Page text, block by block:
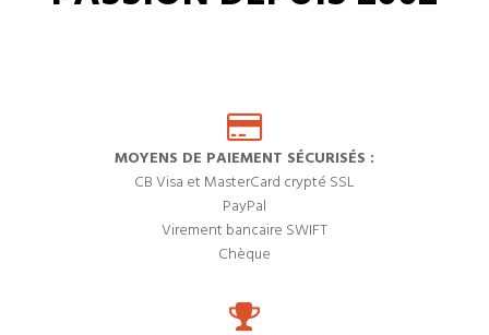
MOYENS DE PAIEMENT SÉCURISÉS :
CB Visa et MasterCard crypté SSL
PayPal
Virement bancaire SWIFT
Chèque